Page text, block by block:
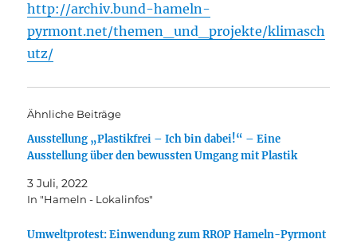
http://archiv.bund-hameln-
pyrmont.net/themen_und_projekte/klimasch
utz/
Ähnliche Beiträge
Ausstellung „Plastikfrei – Ich bin dabei!“ – Eine
Ausstellung über den bewussten Umgang mit Plastik
3 Juli, 2022
In "Hameln - Lokalinfos"
Umweltprotest: Einwendung zum RROP Hameln-Pyrmont